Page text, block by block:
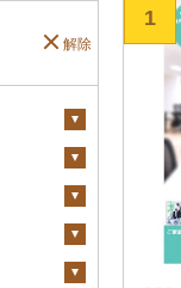
解除
1